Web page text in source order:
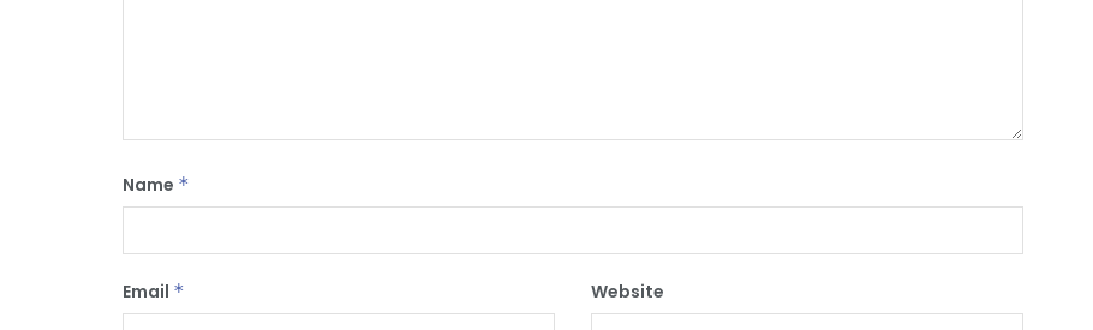
Name *
Email * Website